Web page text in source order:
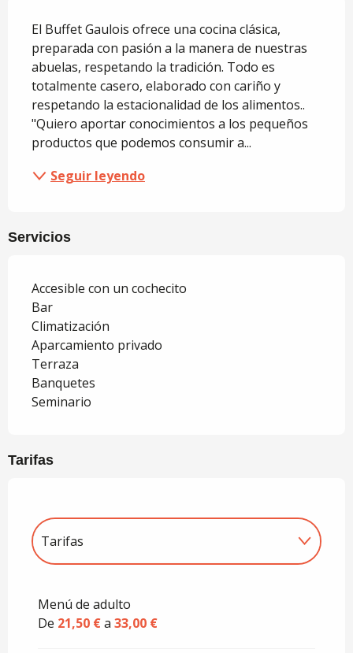
El Buffet Gaulois ofrece una cocina clásica,
preparada con pasión a la manera de nuestras
abuelas, respetando la tradición. Todo es
totalmente casero, elaborado con cariño y
respetando la estacionalidad de los alimentos..
"Quiero aportar conocimientos a los pequeños
productos que podemos consumir a...
Seguir leyendo
Servicios
Accesible con un cochecito
Bar
Climatización
Aparcamiento privado
Terraza
Banquetes
Seminario
Tarifas
Tarifas
Menú de adulto
De 21,50 €a 33,00 €